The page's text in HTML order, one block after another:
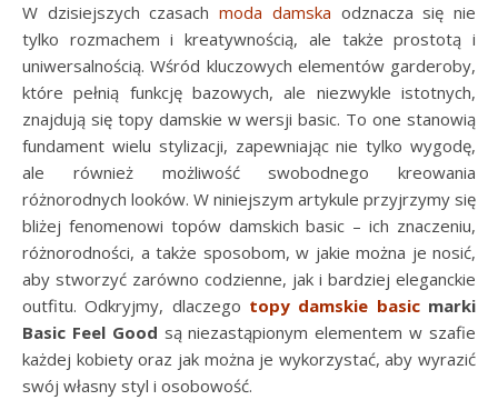
W dzisiejszych czasachmoda damska odznacza się nie
tylko rozmachem i kreatywnością, ale także prostotą i
uniwersalnością. Wśród kluczowych elementów garderoby,
które pełnią funkcję bazowych, ale niezwykle istotnych,
znajdują się topy damskie w wersji basic. To one stanowią
fundament wielu stylizacji, zapewniając nie tylko wygodę,
ale również możliwość swobodnego kreowania
różnorodnych looków. W niniejszym artykule przyjrzymy się
bliżej fenomenowi topów damskich basic – ich znaczeniu,
różnorodności, a także sposobom, w jakie można je nosić,
aby stworzyć zarówno codzienne, jak i bardziej eleganckie
outfitu. Odkryjmy, dlaczego topy damskie basicmarki
Basic Feel Good są niezastąpionym elementem w szafie
każdej kobiety oraz jak można je wykorzystać, aby wyrazić
swój własny styl i osobowość.